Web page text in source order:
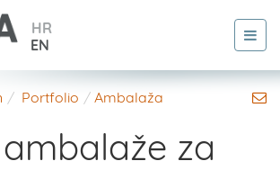
HR
EN
Portfolio Ambalaža
za